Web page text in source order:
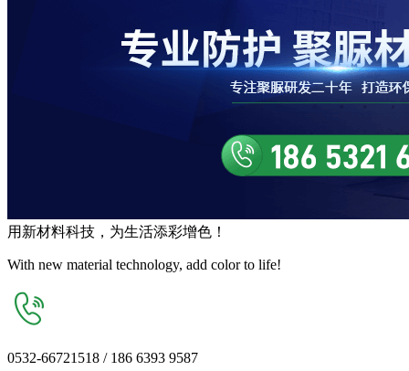
用 新材料科技，为生活添彩增色 ！
With new material technology, add color to life!
0532-66721518 / 186 6393 9587